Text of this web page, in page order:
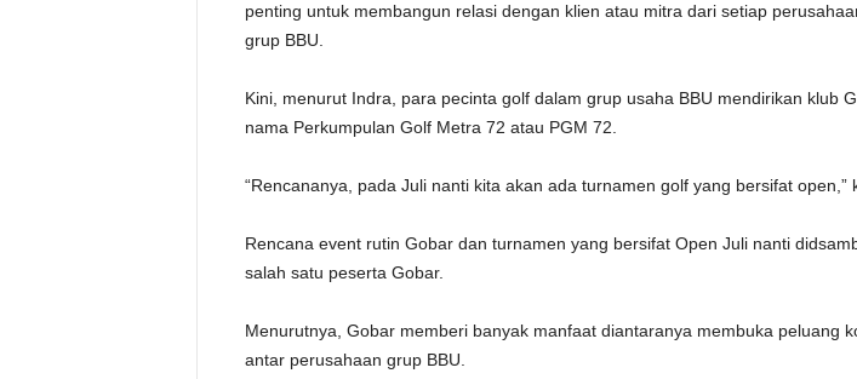
penting untuk membangun relasi dengan klien atau mitra dari setiap
grup BBU.
Kini, menurut Indra, para pecinta golf dalam grup usaha BBU mendirikan klub
nama Perkumpulan Golf Metra 72 atau PGM 72.
“Rencananya, pada Juli nanti kita akan ada turnamen golf yang bersifat open,”
Rencana event rutin Gobar dan turnamen yang bersifat Open Juli nanti
salah satu peserta Gobar.
Menurutnya, Gobar memberi banyak manfaat diantaranya membuka peluang
antar perusahaan grup BBU.